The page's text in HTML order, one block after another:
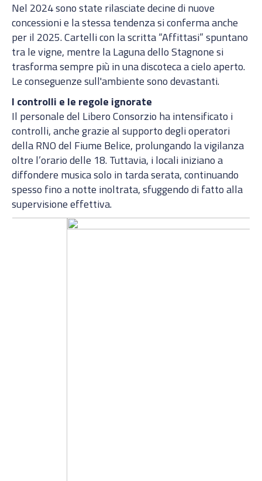
Nel 2024 sono state rilasciate decine di nuove
concessioni e la stessa tendenza si conferma anche
per il 2025. Cartelli con la scritta “Affittasi” spuntano
tra le vigne, mentre la Laguna dello Stagnone si
trasforma sempre più in una discoteca a cielo aperto.
Le conseguenze sull'ambiente sono devastanti.
I controlli e le regole ignorate
Il personale del Libero Consorzio ha intensificato i
controlli, anche grazie al supporto degli operatori
della RNO del Fiume Belice, prolungando la vigilanza
oltre l’orario delle 18. Tuttavia, i locali iniziano a
diffondere musica solo in tarda serata, continuando
spesso fino a notte inoltrata, sfuggendo di fatto alla
supervisione effettiva.